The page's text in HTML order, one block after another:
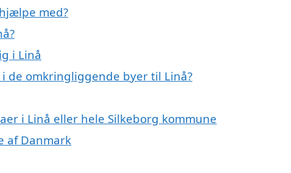
med?
i Linå
de omkringliggende byer til Linå?
i Linå eller hele Silkeborg kommune
af Danmark